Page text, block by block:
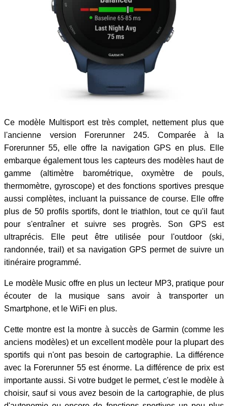
Ce modèle Multisport est très complet, nettement plus que
l'ancienne version Forerunner 245. Comparée à la
Forerunner 55, elle offre la navigation GPS en plus. Elle
embarque également tous les capteurs des modèles haut de
gamme (altimètre barométrique, oxymètre de pouls,
thermomètre, gyroscope) et des fonctions sportives presque
aussi complètes, incluant la puissance de course. Elle offre
plus de 50 profils sportifs, dont le triathlon, tout ce qu'il faut
pour s'entraîner et suivre ses progrès. Son GPS est
ultraprécis. Elle peut être utilisée pour l'outdoor (ski,
randonnée, trail) et sa navigation GPS permet de suivre un
itinéraire programmé.
Le modèle Music offre en plus un lecteur MP3, pratique pour
écouter de la musique sans avoir à transporter un
Smartphone, et le WiFi en plus.
Cette montre est la montre à succès de Garmin (comme les
anciens modèles) et un excellent modèle pour la plupart des
sportifs qui n'ont pas besoin de cartographie. La différence
avec la Forerunner 55 est énorme. La différence de prix est
importante aussi. Si votre budget le permet, c'est le modèle à
choisir, sauf si vous avez besoin de la cartographie, de plus